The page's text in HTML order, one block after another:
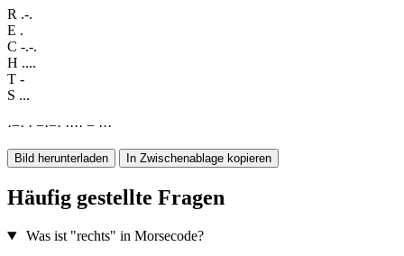
R .-.
E .
C -.-.
H ....
T -
S ...
·−· · −·−· ···· − ···
Bild herunterladen In Zwischenablage kopieren
Häufig gestellte Fragen
Was ist "rechts" in Morsecode?